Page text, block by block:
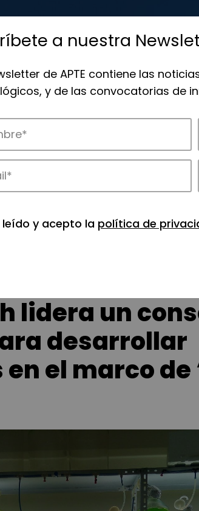
de APTE y sus
lidera un
desarrollar
el marco de
a nuestra
de APTE contiene las
y de las convocatorias de
leído y acepto la política de